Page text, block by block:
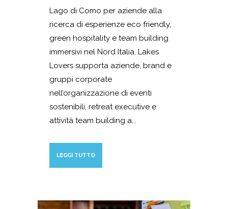
Lago di Como per aziende alla
ricerca di esperienze eco friendly,
green hospitality e team building
immersivi nel Nord Italia. Lakes
Lovers supporta aziende, brand e
gruppi corporate
nell’organizzazione di eventi
sostenibili, retreat executive e
attività team building a...
LEGGI TUTTO